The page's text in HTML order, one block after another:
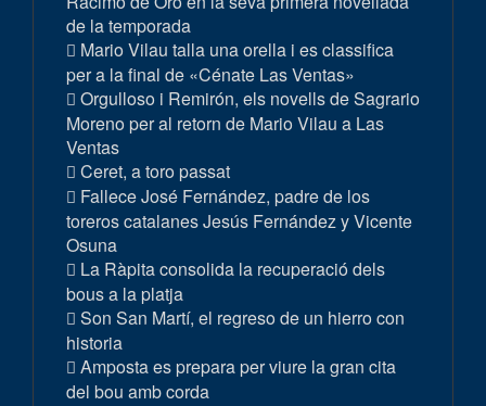
de la temporada
Mario Vilau talla una orella i es classifica
per a la final de «Cénate Las Ventas»
Orgulloso i Remirón, els novells de Sagrario
Moreno per al retorn de Mario Vilau a Las
Ventas
Ceret, a toro passat
Fallece José Fernández, padre de los
toreros catalanes Jesús Fernández y Vicente
Osuna
La Ràpita consolida la recuperació dels
bous a la platja
Son San Martí, el regreso de un hierro con
historia
Amposta es prepara per viure la gran cita
del bou amb corda